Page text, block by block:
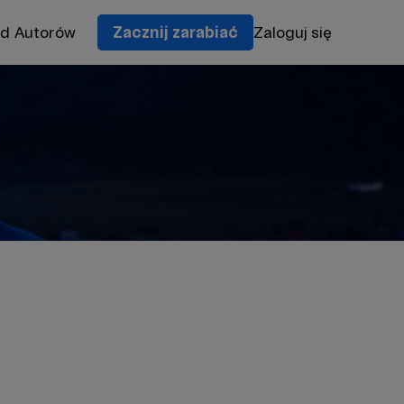
Autorów Zacznij zarabiać Zaloguj się